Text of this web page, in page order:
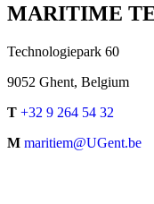
MARITIME
Technologiepark 60
9052 Ghent, Belgium
T +32 9 264 54 32
M maritiem@UGent.be